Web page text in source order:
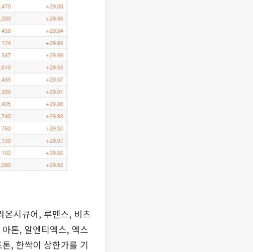
온시큐어, 루멘스, 비츠
톤, 알엔티엑스, 엑스
, 한싹이 상한가를 기